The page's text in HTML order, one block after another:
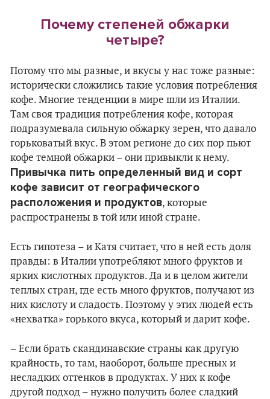
Почему степеней обжарки
четыре?
Потому что мы разные, и вкусы у нас тоже разные:
исторически сложились такие условия потребления
кофе. Многие тенденции в мире шли из Италии.
Там своя традиция потребления кофе, которая
подразумевала сильную обжарку зерен, что давало
горьковатый вкус. В этом регионе до сих пор пьют
кофе темной обжарки – они привыкли к нему.
Привычка пить определенный вид и сорт
кофе зависит от географического
расположения и продуктов, которые
распространены в той или иной стране.
Есть гипотеза – и Катя считает, что в ней есть доля
правды: в Италии употребляют много фруктов и
ярких кислотных продуктов. Да и в целом жители
теплых стран, где есть много фруктов, получают из
них кислоту и сладость. Поэтому у этих людей есть
«нехватка» горького вкуса, который и дарит кофе.
– Если брать скандинавские страны как другую
крайность, то там, наоборот, больше пресных и
несладких оттенков в продуктах. У них к кофе
другой подход – нужно получить более сладкий